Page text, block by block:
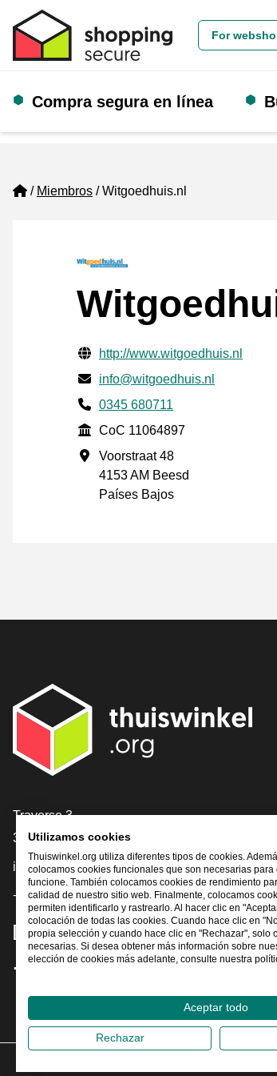
For
Compra segura en línea
Home
Miembros Witgoedhuis.nl
Información de contacto verificada
Website URL
http://www.witgoedhuis.nl
Envía un correo electrónico a
info@witgoedhuis.nl
Phone number
0345 680711
CoC
CoC 11064897
Dirección de la empresa
Voorstraat 48
4153 AM Beesd
Países Bajos
[_General:Contact]
Traverse 3
3905 NL Veenendaal
info@thuiswinkel.org
+31 (0)318 64 85 75
[_General:SocialMediaTitle]
Utilizamos cookies
Thuiswinkel.org utiliza diferentes tipos de cookies.
colocamos cookies funcionales que son necesarias
funcione. También colocamos cookies de rendimiento
calidad de nuestro sitio web. Finalmente, colocamos
permiten identificarlo y rastrearlo. Al hacer clic en
colocación de todas las cookies. Cuando hace clic en
propia selección y cuando hace clic en "Rechazar", solo
necesarias. Si desea obtener más información sobre
elección de cookies más adelante, consulte nuestra
Aceptar todo
Rechazar